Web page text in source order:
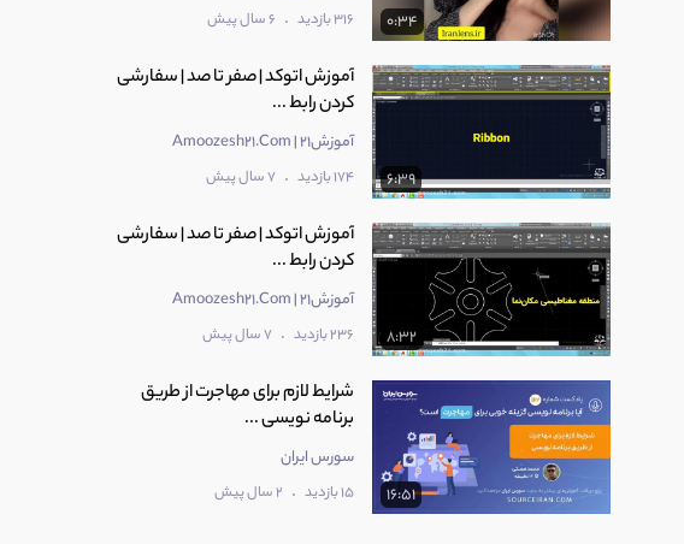
0:34 316 بازدید . 6 سال پیش
6:39
آموزش اتوکد | صفر تا صد | سفارشی
کردن رابط ...
آموزش۲۱ | Amoozesh21.Com
174 بازدید . 7 سال پیش
8:32
آموزش اتوکد | صفر تا صد | سفارشی
کردن رابط ...
آموزش۲۱ | Amoozesh21.Com
236 بازدید . 7 سال پیش
16:51
شرایط لازم برای مهاجرت از طریق
برنامه نویسی ...
سورس ایران
15 بازدید . 2 سال پیش